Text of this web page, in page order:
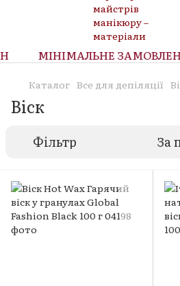
МІНІМАЛЬНЕ
Каталог Все для депіляції
Віск
Фільтр За